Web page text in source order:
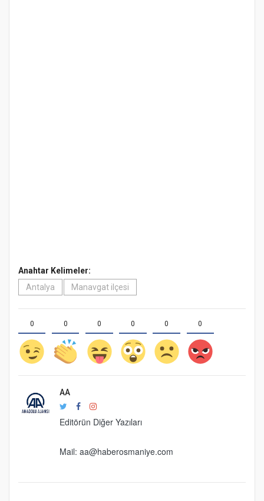
Anahtar Kelimeler:
Antalya
Manavgat ilçesi
0 0 0 0 0 0
AA
Editörün Diğer Yazıları
Mail: aa@haberosmaniye.com